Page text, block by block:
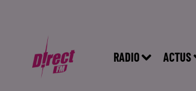
RADIO ACTUS